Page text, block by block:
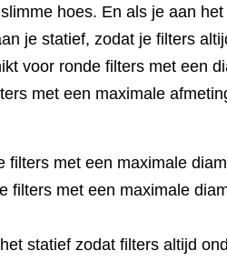
hoes. En als je aan
je statief, zodat je filters
voor ronde filters met een
met een maximale
filters met een maximale
filters met een maximale
statief zodat filters altijd